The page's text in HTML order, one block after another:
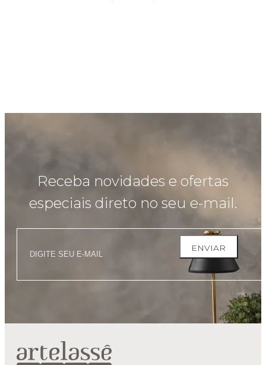
Receba novidades e ofertas
especiais direto no seu e-mail.
ENVIAR